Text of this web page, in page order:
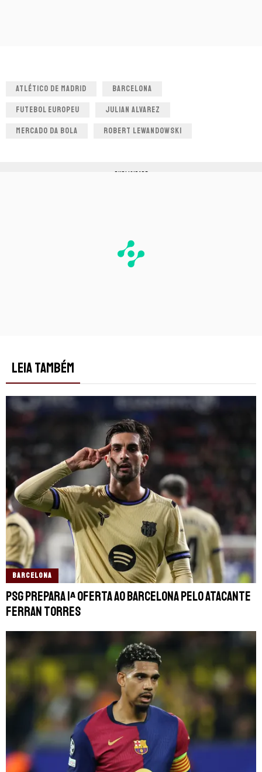
ATLÉTICO DE MADRID BARCELONA
FUTEBOL EUROPEU JULIAN ALVAREZ
MERCADO DA BOLA ROBERT LEWANDOWSKI
PUBLICIDADE
LEIA TAMBÉM
BARCELONA
PSG prepara 1ª oferta ao Barcelona pelo atacante
Ferran Torres